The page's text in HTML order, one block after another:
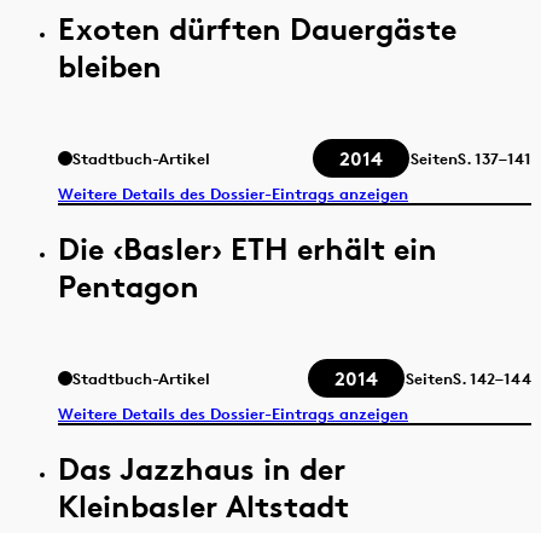
Exoten dürften Dauergäste
bleiben
Stadtbuch-Artikel 2014 SeitenS.137–141
Weitere Details des Dossier-Eintrags anzeigen
Die ‹Basler› ETH erhält ein
Pentagon
Stadtbuch-Artikel 2014 SeitenS.142–144
Weitere Details des Dossier-Eintrags anzeigen
Das Jazzhaus in der
Kleinbasler Altstadt